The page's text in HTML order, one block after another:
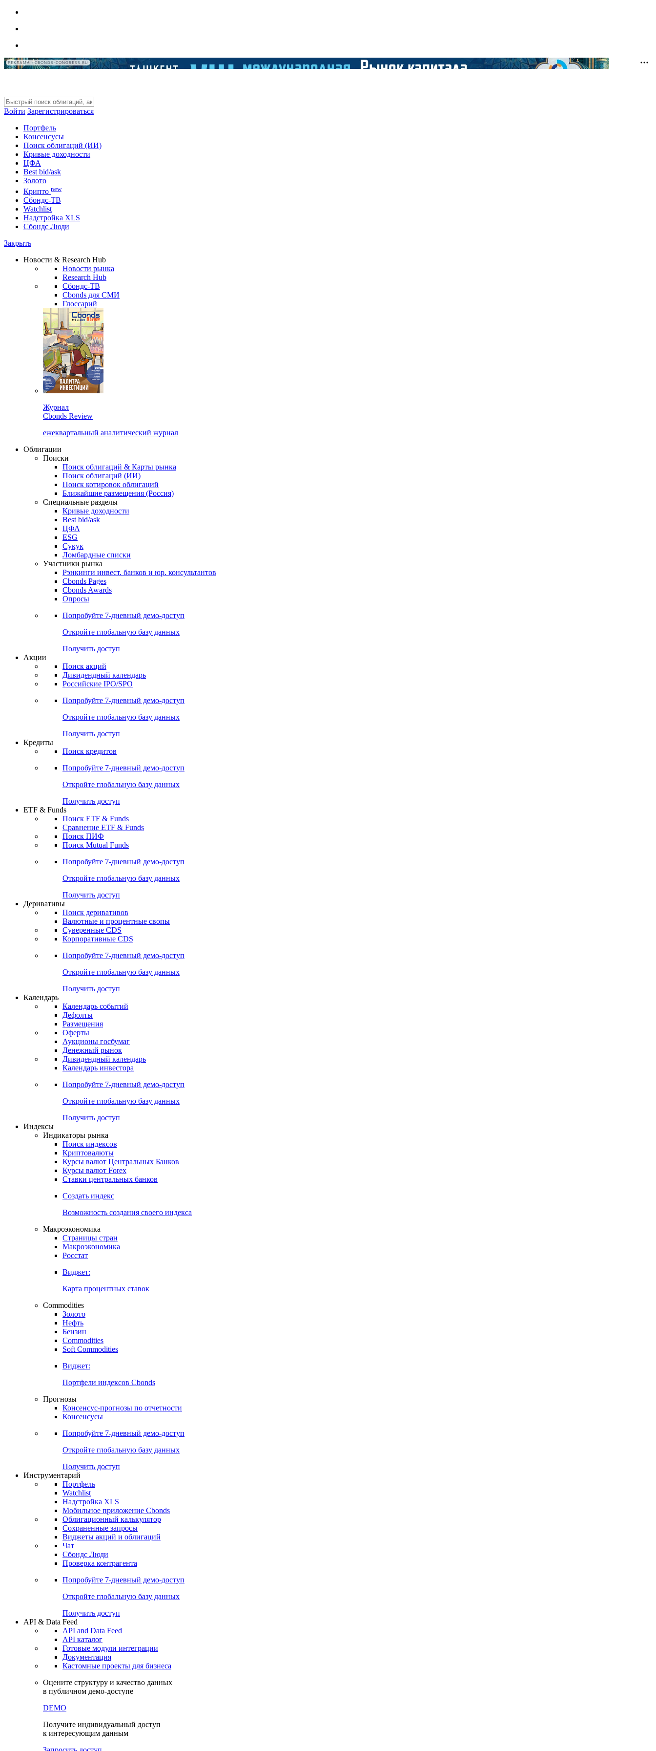
РЕКЛАМА • CBONDS-CONGRESS.RU
Войти Зарегистрироваться
Портфель
Консенсусы
Поиск облигаций (ИИ)
Кривые доходности
ЦФА
Best bid/ask
Золото
Крипто new
Сбондс-ТВ
Watchlist
Надстройка XLS
Сбондс Люди
Закрыть
Новости & Research Hub
Новости рынка
Research Hub
Сбондс-ТВ
Cbonds для СМИ
Глоссарий
Журнал
Cbonds Review
ежеквартальный аналитический журнал
Облигации
Поиски
Поиск облигаций & Карты рынка
Поиск облигаций (ИИ)
Поиск котировок облигаций
Ближайшие размещения (Россия)
Специальные разделы
Кривые доходности
Best bid/ask
ЦФА
ESG
Сукук
Ломбардные списки
Участники рынка
Рэнкинги инвест. банков и юр. консультантов
Cbonds Pages
Cbonds Awards
Опросы
Попробуйте 7-дневный демо-доступ
Откройте глобальную базу данных
Получить доступ
Акции
Поиск акций
Дивидендный календарь
Российские IPO/SPO
Попробуйте 7-дневный демо-доступ
Откройте глобальную базу данных
Получить доступ
Кредиты
Поиск кредитов
Попробуйте 7-дневный демо-доступ
Откройте глобальную базу данных
Получить доступ
ETF & Funds
Поиск ETF & Funds
Сравнение ETF & Funds
Поиск ПИФ
Поиск Mutual Funds
Попробуйте 7-дневный демо-доступ
Откройте глобальную базу данных
Получить доступ
Деривативы
Поиск деривативов
Валютные и процентные свопы
Суверенные CDS
Корпоративные CDS
Попробуйте 7-дневный демо-доступ
Откройте глобальную базу данных
Получить доступ
Календарь
Календарь событий
Дефолты
Размещения
Оферты
Аукционы госбумаг
Денежный рынок
Дивидендный календарь
Календарь инвестора
Попробуйте 7-дневный демо-доступ
Откройте глобальную базу данных
Получить доступ
Индексы
Индикаторы рынка
Поиск индексов
Криптовалюты
Курсы валют Центральных Банков
Курсы валют Forex
Ставки центральных банков
Создать индекс
Возможность создания своего индекса
Макроэкономика
Страницы стран
Макроэкономика
Росстат
Виджет:
Карта процентных ставок
Commodities
Золото
Нефть
Бензин
Commodities
Soft Commodities
Виджет:
Портфели индексов Cbonds
Прогнозы
Консенсус-прогнозы по отчетности
Консенсусы
Попробуйте 7-дневный демо-доступ
Откройте глобальную базу данных
Получить доступ
Инструментарий
Портфель
Watchlist
Надстройка XLS
Мобильное приложение Cbonds
Облигационный калькулятор
Сохраненные запросы
Виджеты акций и облигаций
Чат
Сбондс Люди
Проверка контрагента
Попробуйте 7-дневный демо-доступ
Откройте глобальную базу данных
Получить доступ
API & Data Feed
API and Data Feed
API каталог
Готовые модули интеграции
Документация
Кастомные проекты для бизнеса
Оцените структуру и качество данных
в публичном демо-доступе
DEMO
Получите индивидуальный доступ
к интересующим данным